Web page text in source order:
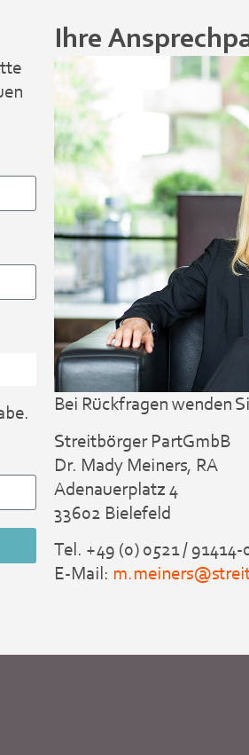
Ihre
Bei Rückfragen wenden
Streitbörger PartGmbB
Dr. Mady Meiners, RA
Adenauerplatz 4
33602 Bielefeld
Tel. +49 (0) 0521 / 91414-
E-Mail: